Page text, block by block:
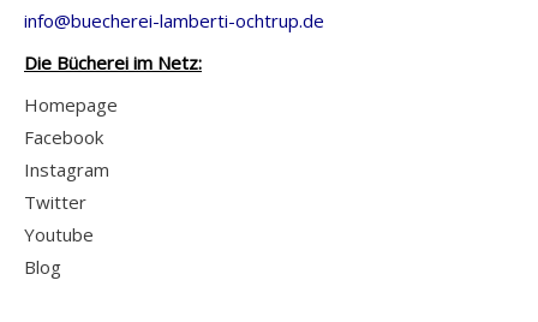
info@buecherei-lamberti-ochtrup.de
Die Bücherei im Netz:
Homepage
Facebook
Instagram
Twitter
Youtube
Blog